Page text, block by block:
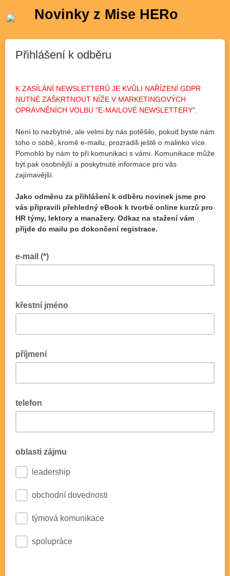
Novinky z Mise HERo
Přihlášení k odběru
K ZASÍLÁNÍ NEWSLETTERŮ JE KVŮLI NAŘÍZENÍ GDPR
NUTNÉ ZAŠKRTNOUT NÍŽE V MARKETINGOVÝCH
OPRÁVNĚNÍCH VOLBU "E-MAILOVÉ NEWSLETTERY".
Není to nezbytné, ale velmi by nás potěšilo, pokud byste nám
toho o sobě, kromě e-mailu, prozradili ještě o malinko více.
Pomohlo by nám to při komunikaci s vámi. Komunikace může
být pak osobnější a poskytnuté informace pro vás
zajímavější.
Jako odměnu za přihlášení k odběru novinek jsme pro
vás připravili přehledný eBook k tvorbě online kurzů pro
HR týmy, lektory a manažery. Odkaz na stažení vám
přijde do mailu po dokončení registrace.
e-mail (*)
křestní jméno
příjmení
telefon
oblasti zájmu
leadership
obchodní dovednosti
týmová komunikace
spolupráce